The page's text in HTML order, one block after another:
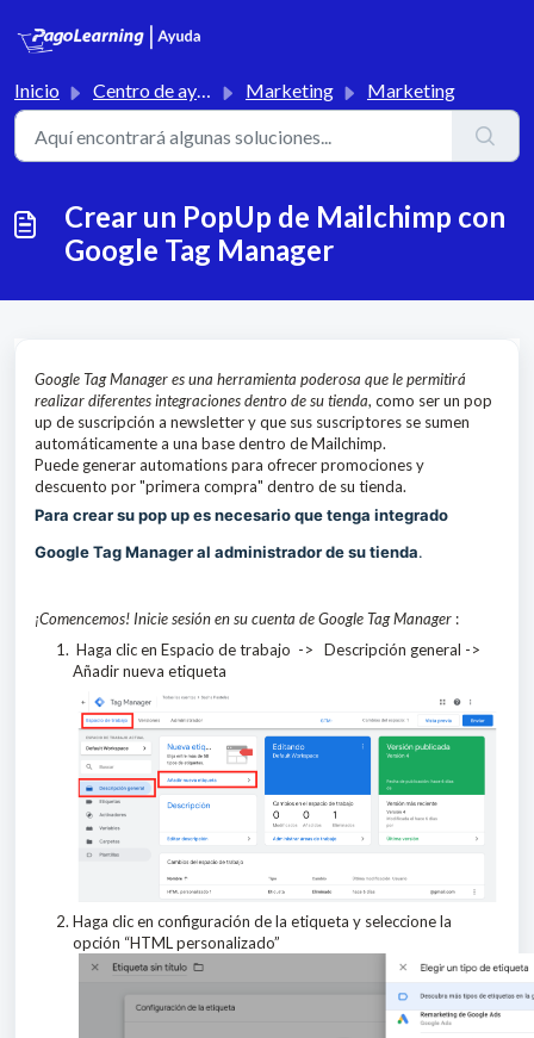
Inicio Centro de ayuda Marketing Marketing
Crear un PopUp de Mailchimp con
Google Tag Manager
Google Tag Manager es una herramienta poderosa que le permitirá
realizar diferentes integraciones dentro de su tienda, como ser un pop
up de suscripción a newsletter y que sus suscriptores se sumen
automáticamente a una base dentro de Mailchimp.
Puede generar automations para ofrecer promociones y
descuento por "primera compra" dentro de su tienda.
Para crear su pop up es necesario que tenga integrado
Google Tag Manager al administrador de su tienda.
¡Comencemos! Inicie sesión en su cuenta de Google Tag Manager :
Haga clic en Espacio de trabajo -> Descripción general ->
Añadir nueva etiqueta
Haga clic en configuración de la etiqueta y seleccione la
opción “HTML personalizado”